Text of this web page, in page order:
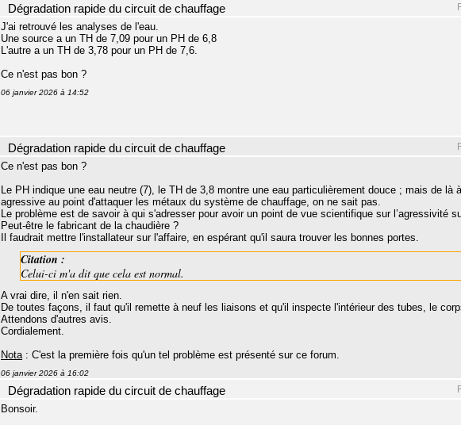
Dégradation rapide du circuit de chauffage
J'ai retrouvé les analyses de l'eau.
Une source a un TH de 7,09 pour un PH de 6,8
L'autre a un TH de 3,78 pour un PH de 7,6.
Ce n'est pas bon ?
06 janvier 2026 à 14:52
Dégradation rapide du circuit de chauffage
Ce n'est pas bon ?
Le PH indique une eau neutre (7), le TH de 3,8 montre une eau particulièrement douce ; mais de là
agressive au point d'attaquer les métaux du système de chauffage, on ne sait pas.
Le problème est de savoir à qui s'adresser pour avoir un point de vue scientifique sur l’agressivité
Peut-être le fabricant de la chaudière ?
Il faudrait mettre l'installateur sur l'affaire, en espérant qu'il saura trouver les bonnes portes.
Citation :
Celui-ci m'a dit que cela est normal.
A vrai dire, il n'en sait rien.
De toutes façons, il faut qu'il remette à neuf les liaisons et qu'il inspecte l'intérieur des tubes, le
Attendons d'autres avis.
Cordialement.
Nota : C'est la première fois qu'un tel problème est présenté sur ce forum.
06 janvier 2026 à 16:02
Dégradation rapide du circuit de chauffage
Bonsoir.